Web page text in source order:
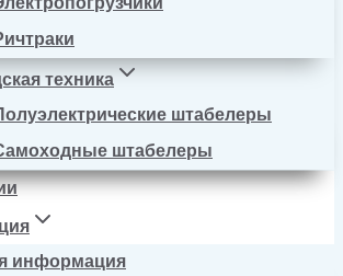
техника
штабелеры
штабелеры
информация